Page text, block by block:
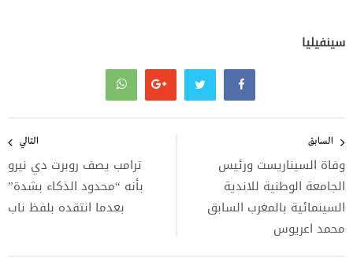
سينفيليا
المقالات
السابق
وفاة السيناريست ورئيس
الجامعة الوطنية للاندية
السينمائية بالمغرب السابق
محمد اعريوس
التالي
ترامب يصف روبرت دي نيرو
بأنه “محدود الذكاء بشدة”
بعدما انتقده بلفظ ناب